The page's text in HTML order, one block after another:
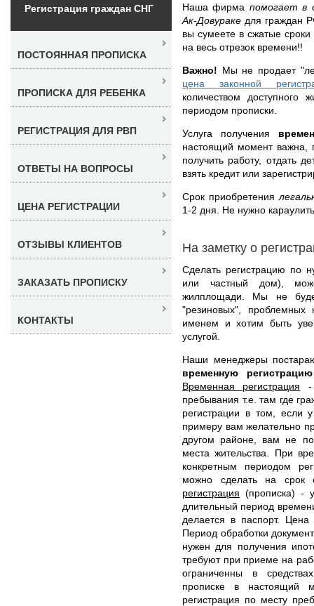
Наша фирма помогает в
Ак-Довураке для граждан
вы сумеете в сжатые
на весь отрезок времени!!
Важно! Мы не продает
цена законной
количеством
периодом прописки.
Услуга получения
настоящий момент
получить работу, отдать
взять кредит или
Срок приобретения
1-2 дня. Не нужно
На заметку о
Сделать регистрацию по
или частный дом),
жилплощади. Мы не
"резиновых", проблемных
именем и хотим быть
услугой.
Наши менеджеры
временную
Временная регистрация -
пребывания т.е. там где
регистрации в том, если
примеру вам желательно
другом районе, вам не
места жительства. При
конкретным периодом
можно сделать на
регистрация (прописка) -
длительный период
делается в паспорт.
Период обработки
нужен для получения
требуют при приеме на
ограниченны в
прописке в настоящий
регистрация по месту
Регистрация граждан СНГ
ПОСТОЯННАЯ ПРОПИСКА
ПРОПИСКА ДЛЯ РЕБЕНКА
РЕГИСТРАЦИЯ ДЛЯ РВП
ОТВЕТЫ НА ВОПРОСЫ
ЦЕНА РЕГИСТРАЦИИ
ОТЗЫВЫ КЛИЕНТОВ
ЗАКАЗАТЬ ПРОПИСКУ
КОНТАКТЫ